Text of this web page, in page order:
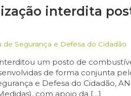
interdita
de Segurança e Defesa do Cidadão
um posto de
de forma conjunta
e Defesa do Cidadão,
com apoio da […]